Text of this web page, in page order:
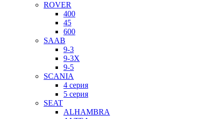
ROVER
400
45
600
SAAB
9-3
9-3X
9-5
SCANIA
4 серия
5 серия
SEAT
ALHAMBRA